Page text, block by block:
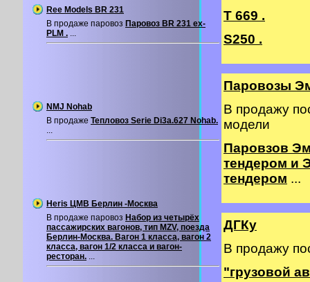
Ree Models BR 231
В продаже паровоз Паровоз BR 231 ex-
PLM . ...
NMJ Nohab
В продаже Тепловоз Serie Di3a.627 Nohab.
...
Heris ЦМВ Берлин -Москва
В продаже паровоз Набор из четырёх
пассажирских вагонов, тип MZV, поезда
Берлин-Москва. Вагон 1 класса, вагон 2
класса, вагон 1/2 класса и вагон-
ресторан. ...
T 669 .
S250 .
Паровозы
В продажу
модели
Паровзов
тендером и
тендером ...
ДГКу
В продажу
"грузовой